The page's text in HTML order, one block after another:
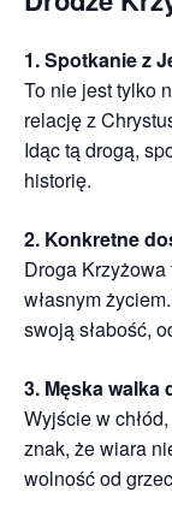
1. Spotkanie z
To nie jest tylko
relację z
Idąc tą drogą,
historię.
2. Konkretne
Droga
własnym
swoją słabość,
3. Męska walka
Wyjście w
znak, że wiara
wolność od